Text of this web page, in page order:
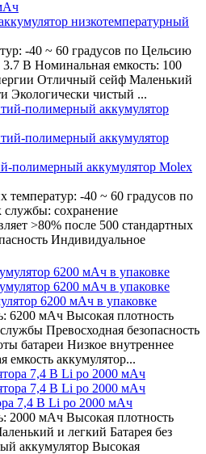
низкотемпературный
-40 ~ 60 градусов по Цельсию
В Номинальная емкость: 100
Отличный сейф Маленький
Экологически чистый ...
полимерный аккумулятор Molex
-40 ~ 60 градусов по
сохранение
>80% после 500 стандартных
Индивидуальное
6200 мАч в упаковке
6200 мАч Высокая плотность
Превосходная безопасность
батареи Низкое внутреннее
емкость аккумулятор...
7,4 В Li po 2000 мАч
2000 мАч Высокая плотность
и легкий Батарея без
аккумулятор Высокая